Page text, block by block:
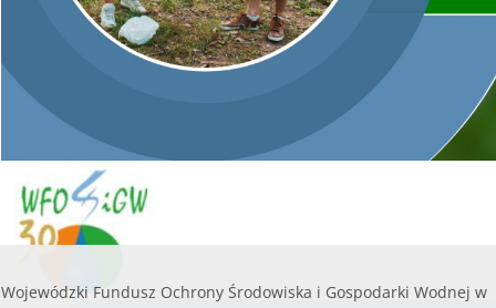
Ochrony Środowiska i Gospodarki Wodnej (NFOŚiGW) nie
promuje konkretnych firm sprzedających urządzenia,
instalacyjnych oraz wykonawczych. Państwa nieufność
powinno wzbudzić powoływanie się firmy na partnerstwo z
NFOŚiGW w programie priorytetowym „Czyste Powietrze” czy
„Ciepłe Mieszkanie”, co nie ma uzasadnienia w praktyce.
Wojewódzki Fundusz Ochrony Środowiska i Gospodarki Wodnej w